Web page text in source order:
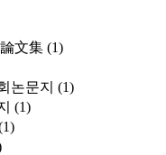
文集 (1)
논문지 (1)
(1)